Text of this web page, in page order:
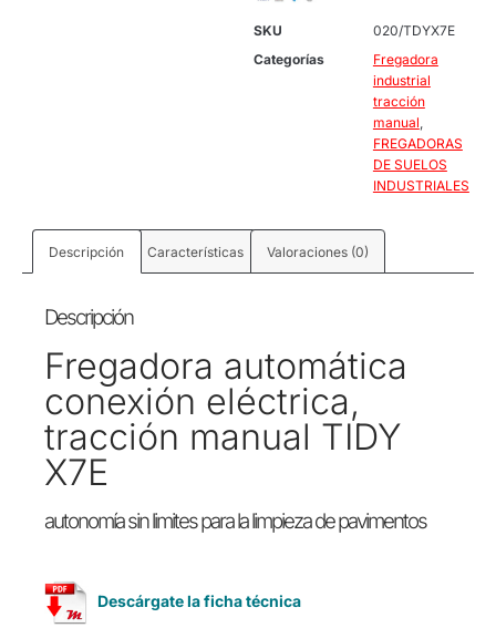
SKU
020/TDYX7E
Categorías
Fregadora
industrial
tracción
manual,
FREGADORAS
DE SUELOS
INDUSTRIALES
Descripción Características Valoraciones (0)
Descripción
Fregadora automática
conexión eléctrica,
tracción manual TIDY
X7E
autonomía sin limites para la limpieza de pavimentos
Descárgate la ficha técnica